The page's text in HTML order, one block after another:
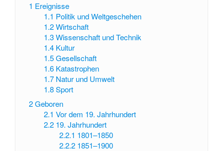
1 Ereignisse
1.1 Politik und Weltgeschehen
1.2 Wirtschaft
1.3 Wissenschaft und Technik
1.4 Kultur
1.5 Gesellschaft
1.6 Katastrophen
1.7 Natur und Umwelt
1.8 Sport
2Geboren
2.1 Vor dem 19. Jahrhundert
2.2 19. Jahrhundert
2.2.1 1801–1850
2.2.2 1851–1900